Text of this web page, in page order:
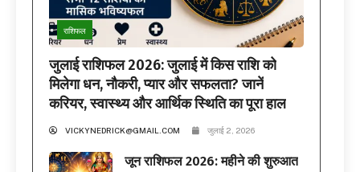
राशिफल
जुलाई राशिफल 2026: जुलाई में किस राशि को
मिलेगा धन, नौकरी, प्यार और सफलता? जानें
करियर, स्वास्थ्य और आर्थिक स्थिति का पूरा हाल
VICKYNEDRICK@GMAIL.COM जुलाई 2, 2026
जून राशिफल 2026: महीने की शुरुआत